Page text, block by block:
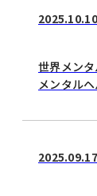
2025.10.10
世界メン
メンタル
2025.09.17